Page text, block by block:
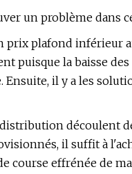
un problème dans
prix plafond inférieur
puisque la baisse
Ensuite, il y a les
découlent
il suffit à
course effrénée de